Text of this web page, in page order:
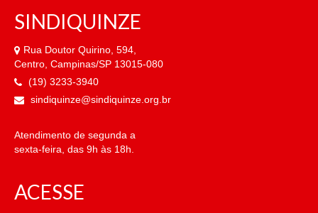
PRESIDENTE PRUDENTE
RIBEIRÃO PRETO
SOROCABA
SINDIQUINZE
Rua Doutor Quirino, 594,
Centro, Campinas/SP 13015-080
(19) 3233-3940
sindiquinze@sindiquinze.org.br
Atendimento de segunda a
sexta-feira, das 9h às 18h.
ACESSE